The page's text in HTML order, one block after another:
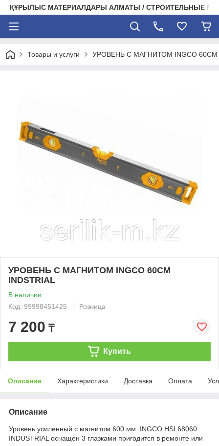
ҚҰРЫЛЫС МАТЕРИАЛДАРЫ АЛМАТЫ / СТРОИТЕЛЬНЫЕ
Товары и услуги УРОВЕНЬ С МАГНИТОМ INGCO 60СМ
УРОВЕНЬ С МАГНИТОМ INGCO 60СМ
INDSTRIAL
В наличии
Код: 99998451425
Розница
7 200 ₸
Купить
Описание Характеристики Доставка Оплата
Описание
Уровень усиленный с магнитом 600 мм. INGCO HSL68060
INDUSTRIAL оснащен 3 глазками пригодится в ремонте или